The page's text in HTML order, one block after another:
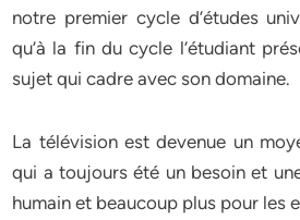
notre premier cycle d’études
qu’à la fin du cycle l’étudiant
sujet qui cadre avec son domaine.
La télévision est devenue un
qui a toujours été un besoin et
humain et beaucoup plus pour les